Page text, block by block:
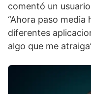
comentó un
“Ahora paso
diferentes
algo que me